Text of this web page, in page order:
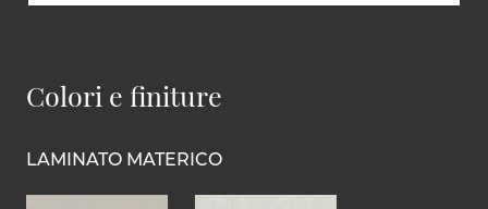
Colori e finiture
LAMINATO MATERICO